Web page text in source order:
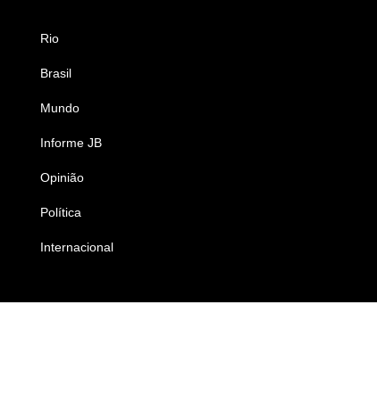
Rio
Brasil
Mundo
Informe JB
Opinião
Política
Internacional